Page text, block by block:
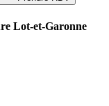
Lot-et-Garonne